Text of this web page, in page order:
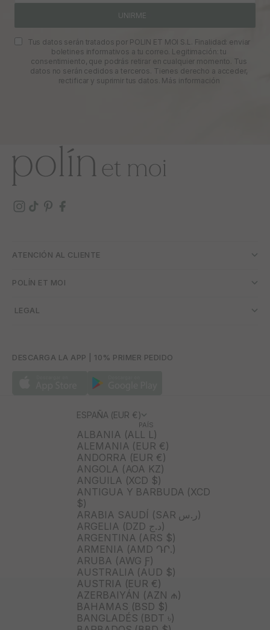
UNIRME
Tus datos serán tratados por POLIN ET MOI S.L. Finalidad: enviar
boletines informativos a tu correo. Legitimación: tu
consentimiento, que podrás retirar en cualquier momento. Tus
datos no serán cedidos a terceros. Tienes derecho a acceder,
rectificar y suprimir tus datos. Más información
ATENCIÓN AL CLIENTE
POLÍN ET MOI
­ LEGAL
DESCARGA LA APP | 10% PRIMER PEDIDO
ESPAÑA (EUR €)
PAÍS
ALBANIA (ALL L)
ALEMANIA (EUR €)
ANDORRA (EUR €)
ANGOLA (AOA KZ)
ANGUILA (XCD $)
ANTIGUA Y BARBUDA (XCD
$)
ARABIA SAUDÍ (SAR ر.س)
ARGELIA (DZD د.ج)
ARGENTINA (ARS $)
ARMENIA (AMD ԴՐ.)
ARUBA (AWG Ƒ)
AUSTRALIA (AUD $)
AUSTRIA (EUR €)
AZERBAIYÁN (AZN ₼)
BAHAMAS (BSD $)
BANGLADÉS (BDT ৳)